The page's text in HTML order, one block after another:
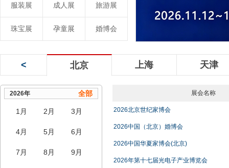
服装展 成人展 旅游展
珠宝展 孕童展 婚博会
< 北京 上海 天津
2026年 全部
1月 2月 3月
4月 5月 6月
7月 8月 9月
展会名称
2026北京世纪家博会
2026中国（北京）婚博会
2026中国华夏家博会(北京)
2026年第十七届光电子产业博览会